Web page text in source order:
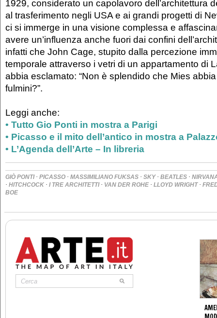
1929, considerato un capolavoro dell’architettura
al trasferimento negli USA e ai grandi progetti di
ci si immerge in una visione complessa e
avere un’influenza anche fuori dai confini
infatti che John Cage, stupito dalla percezione
temporale attraverso i vetri di un appartamento di
abbia esclamato: “Non è splendido che Mies
fulmini?”.
Leggi anche:
• Tutto Gio Ponti in mostra a Parigi
• Picasso e il mito dell’antico in mostra a
• L’Agenda dell’Arte – In libreria
GIÒ PONTI· PICASSO · MASSIMILIANO FUKSAS · SKY· BEATLES ·
· HITCHCOCK · I TRE ARCHITETTI· VAN DER ROHE · LLOYD WRIGHT·
BOE